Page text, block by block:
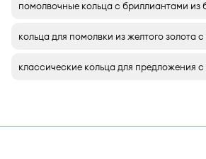
помолвочные кольца с бриллиантами из
кольца для помолвки из желтого золота
классические кольца для предложения